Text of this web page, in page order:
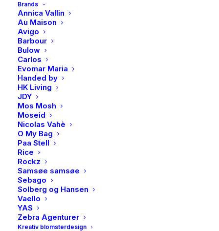
Brands
Annica Vallin
Au Maison
Avigo
Barbour
Bulow
Carlos
Evomar Maria
Handed by
HK Living
JDY
Mos Mosh
Moseid
Nicolas Vahè
O My Bag
Paa Stell
Rice
Rockz
Samsøe samsøe
Sebago
Solberg og Hansen
Vaello
YAS
Zebra Agenturer
Kreativ blomsterdesign
På lager
PAN,
Rio
radiance
armbånd
i
forgylt
sølv
med
hvit
zirkonia
antall
Produktnummer
Kategorier
Brand
BESKRIVELSE
Klassisk armbånd i 925 forgylt sølv med en hvit
zirkonia sentersten som prikken over i’en. Armbåndet